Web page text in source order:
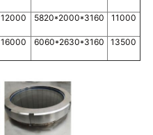
12000 5820*2000*3160 11000
16000 6060*2630*3160 13500